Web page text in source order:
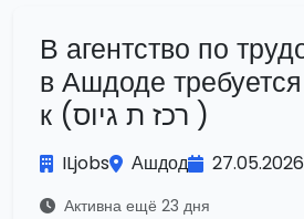
В агентство по
в Ашдоде
к (רכז ת גיוס )
ILjobs Ашдод 27.05.2026
Активна ещё 23 дня